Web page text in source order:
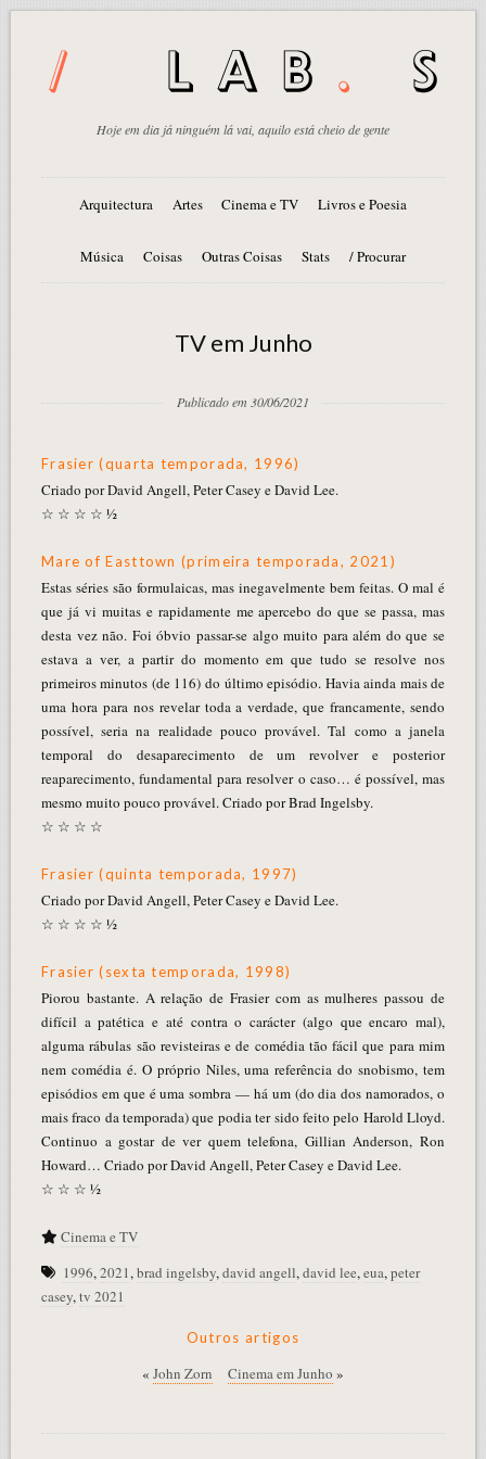
Hoje em dia já ninguém lá vai, aquilo está cheio de gente
Arquitectura Artes Cinema e TV Livros e Poesia
Música Coisas Outras Coisas Stats / Procurar
TV em Junho
Publicado em 30/06/2021
Frasier (quarta temporada, 1996)
Criado por David Angell, Peter Casey e David Lee.
☆ ☆ ☆ ☆ ½
Mare of Easttown (primeira temporada, 2021)
Estas séries são formulaicas, mas inegavelmente bem feitas. O mal é
que já vi muitas e rapidamente me apercebo do que se passa, mas
desta vez não. Foi óbvio passar-se algo muito para além do que se
estava a ver, a partir do momento em que tudo se resolve nos
primeiros minutos (de 116) do último episódio. Havia ainda mais de
uma hora para nos revelar toda a verdade, que francamente, sendo
possível, seria na realidade pouco provável. Tal como a janela
temporal do desaparecimento de um revolver e posterior
reaparecimento, fundamental para resolver o caso… é possível, mas
mesmo muito pouco provável. Criado por Brad Ingelsby.
☆ ☆ ☆ ☆
Frasier (quinta temporada, 1997)
Criado por David Angell, Peter Casey e David Lee.
☆ ☆ ☆ ☆ ½
Frasier (sexta temporada, 1998)
Piorou bastante. A relação de Frasier com as mulheres passou de
difícil a patética e até contra o carácter (algo que encaro mal),
alguma rábulas são revisteiras e de comédia tão fácil que para mim
nem comédia é. O próprio Niles, uma referência do snobismo, tem
episódios em que é uma sombra — há um (do dia dos namorados, o
mais fraco da temporada) que podia ter sido feito pelo Harold Lloyd.
Continuo a gostar de ver quem telefona, Gillian Anderson, Ron
Howard… Criado por David Angell, Peter Casey e David Lee.
☆ ☆ ☆ ½
Cinema e TV
1996,2021,brad ingelsby,david angell,david lee,eua,peter
casey,tv 2021
Outros artigos
« John Zorn Cinema em Junho »